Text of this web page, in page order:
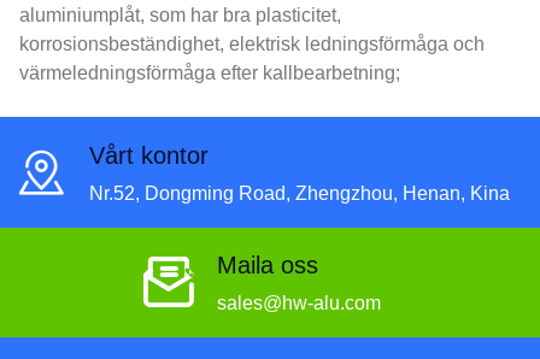
aluminiumplåt, som har bra plasticitet,
korrosionsbeständighet, elektrisk ledningsförmåga och
värmeledningsförmåga efter kallbearbetning;
Vårt kontor
Nr.52, Dongming Road, Zhengzhou, Henan, Kina
Maila oss
sales@hw-alu.com